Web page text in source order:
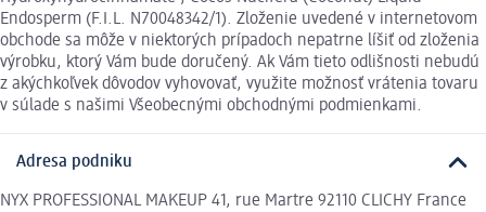
Endosperm (F.I.L. N70048342/1). Zloženie uvedené v internetovom
obchode sa môže v niektorých prípadoch nepatrne líšiť od zloženia
výrobku, ktorý Vám bude doručený. Ak Vám tieto odlišnosti nebudú
z akýchkoľvek dôvodov vyhovovať, využite možnosť vrátenia tovaru
v súlade s našimi Všeobecnými obchodnými podmienkami.
Adresa podniku
NYX PROFESSIONAL MAKEUP 41, rue Martre 92110 CLICHY France